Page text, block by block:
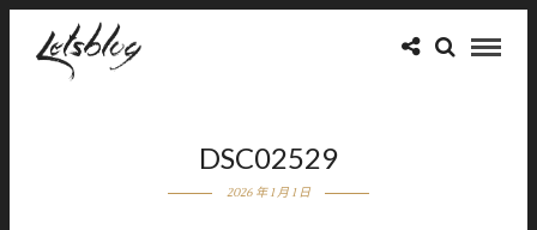
DSC02529
2026 年 1 月 1 日